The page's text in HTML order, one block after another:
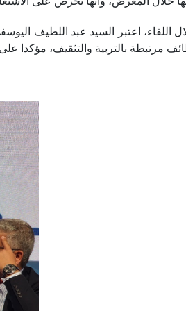
اللقاء، اعتبر السيد عبد اللطيف
مرتبطة بالتربية والتثقيف، مؤكدا